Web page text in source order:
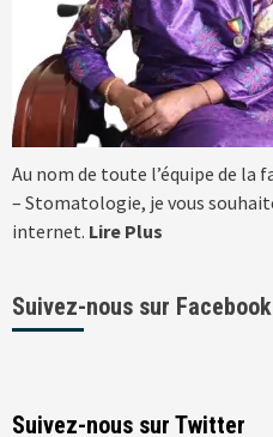
Au nom de toute l’équipe de la
– Stomatologie, je vous
internet. Lire Plus
Suivez-nous sur Facebook
Suivez-nous sur Twitter